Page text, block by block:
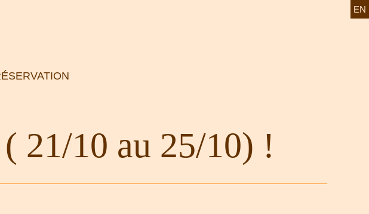
EN
21/10 au 25/10) !